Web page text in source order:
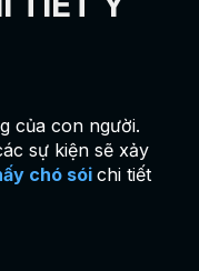
của con người.
sự kiện sẽ xảy
chó sóichi tiết